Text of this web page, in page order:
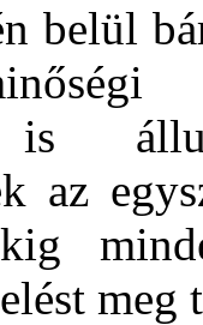
belül
is
az